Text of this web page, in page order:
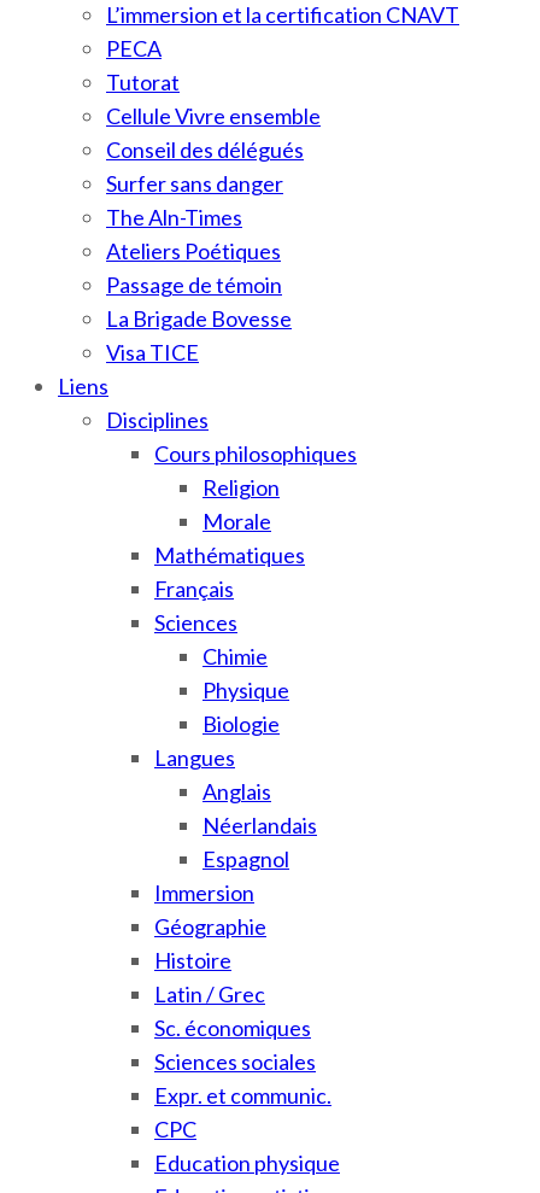
L’immersion et la certification CNAVT
PECA
Tutorat
Cellule Vivre ensemble
Conseil des délégués
Surfer sans danger
The Aln-Times
Ateliers Poétiques
Passage de témoin
La Brigade Bovesse
Visa TICE
Liens
Disciplines
Cours philosophiques
Religion
Morale
Mathématiques
Français
Sciences
Chimie
Physique
Biologie
Langues
Anglais
Néerlandais
Espagnol
Immersion
Géographie
Histoire
Latin / Grec
Sc. économiques
Sciences sociales
Expr. et communic.
CPC
Education physique